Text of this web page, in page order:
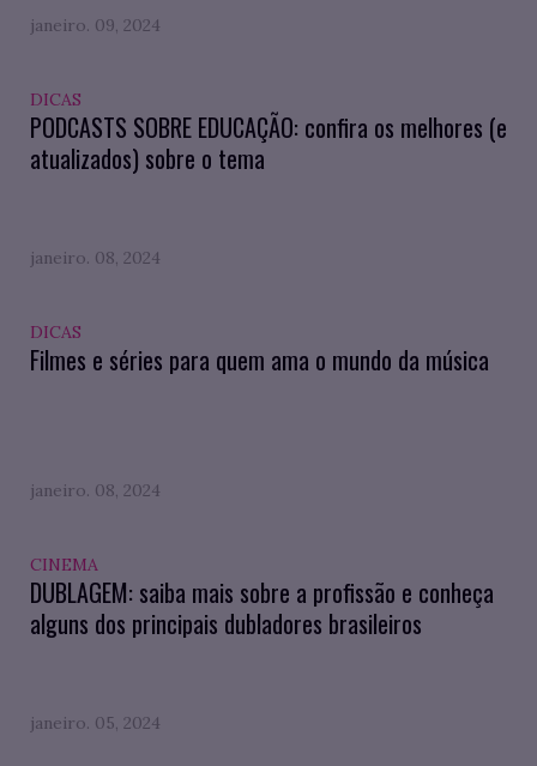
janeiro. 09, 2024
DICAS
PODCASTS SOBRE EDUCAÇÃO: confira os melhores (e
atualizados) sobre o tema
janeiro. 08, 2024
DICAS
Filmes e séries para quem ama o mundo da música
janeiro. 08, 2024
CINEMA
DUBLAGEM: saiba mais sobre a profissão e conheça
alguns dos principais dubladores brasileiros
janeiro. 05, 2024